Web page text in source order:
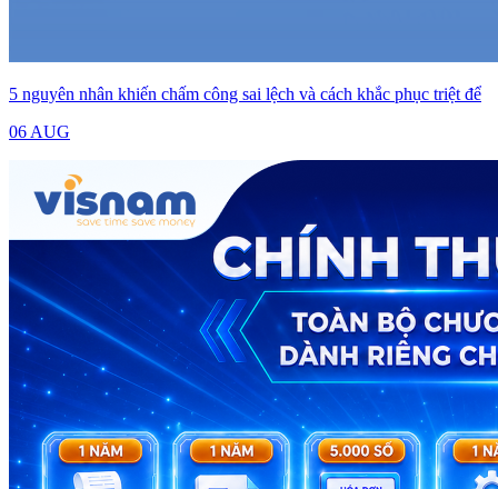
5 nguyên nhân khiến chấm công sai lệch và cách khắc phục triệt để
06 AUG